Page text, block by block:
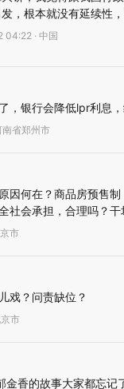
，根本就没有延续性
· 中国
，银行会降低lpr利息
省郑州市
因何在？商品房预售
社会承担，合理吗？干
市
戏？问责缺位？
市
香的故事大家都忘